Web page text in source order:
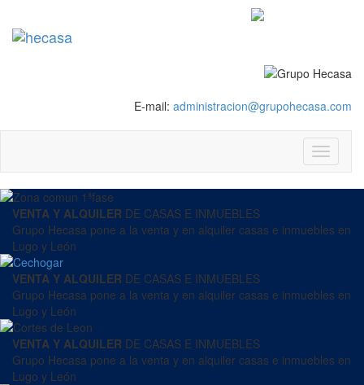
E-mail: administracion@grupohecasa.com
VENTA Y ALQUILER DE CASAS E INMUEBLES
Grupo Hecasa pone a la venta y en alquiler casas e inmuebles en
Lugo y León
VENTA Y ALQUILER DE CASAS E INMUEBLES
Grupo Hecasa pone a la venta y en alquiler casas e inmuebles en
Lugo y León
VENTA Y ALQUILER DE CASAS E INMUEBLES
Grupo Hecasa pone a la venta y en alquiler casas e inmuebles en
Lugo y León